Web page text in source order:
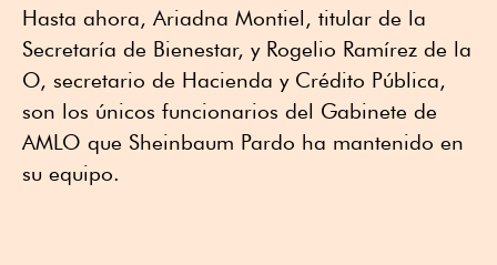
Hasta ahora, Ariadna Montiel, titular de la
Secretaría de Bienestar, y Rogelio Ramírez de la
O, secretario de Hacienda y Crédito Pública,
son los únicos funcionarios del Gabinete de
AMLO que Sheinbaum Pardo ha mantenido en
su equipo.